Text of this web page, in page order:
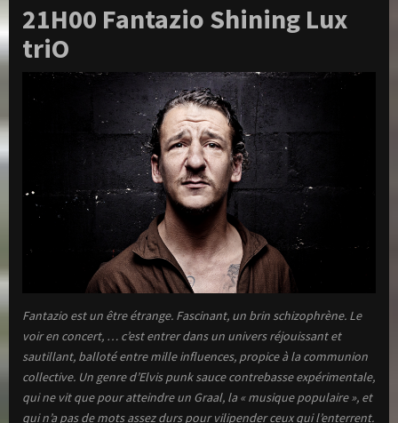
21H00 Fantazio Shining Lux
triO
Fantazio est un être étrange. Fascinant, un brin schizophrène. Le
voir en concert, … c’est entrer dans un univers réjouissant et
sautillant, balloté entre mille influences, propice à la communion
collective. Un genre d’Elvis punk sauce contrebasse expérimentale,
qui ne vit que pour atteindre un Graal, la « musique populaire », et
qui n’a pas de mots assez durs pour vilipender ceux qui l’enterrent.